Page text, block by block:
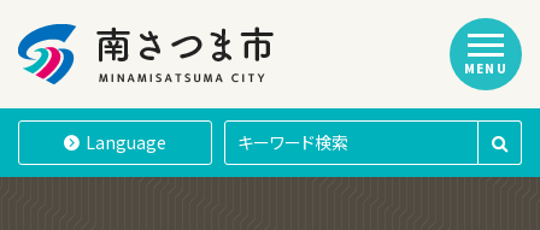
南さつま市
Language
MENU